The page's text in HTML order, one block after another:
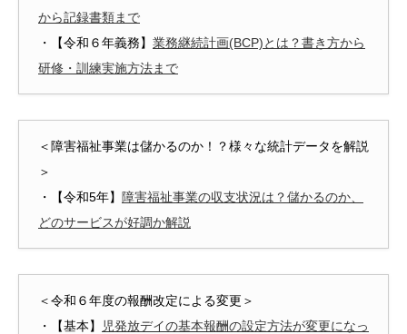
から記録書類まで
・【令和６年義務】 業務継続計画(BCP)とは？書き方から
研修・訓練実施方法まで
＜障害福祉事業は儲かるのか！？様々な統計データを解説
＞
・【令和5年】 障害福祉事業の収支状況は？儲かるのか、
どのサービスが好調か解説
＜令和６年度の報酬改定による変更＞
・【基本】
児発放デイの基本報酬の設定方法が変更になっ